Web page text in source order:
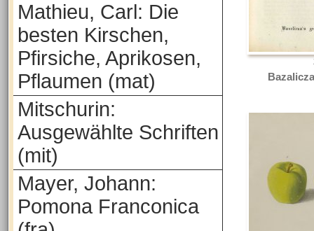
Mathieu, Carl: Die
besten Kirschen,
Pfirsiche, Aprikosen,
Pflaumen (mat)
Mitschurin:
Ausgewählte Schriften
(mit)
Mayer, Johann:
Pomona Franconica